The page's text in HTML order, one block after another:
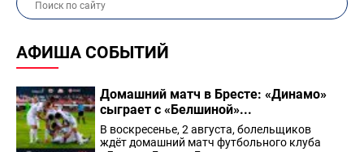
АФИША СОБЫТИЙ
Домашний матч в Бресте: «Динамо»
сыграет с «Белшиной»...
В воскресенье, 2 августа, болельщиков
ждёт домашний матч футбольного клуба